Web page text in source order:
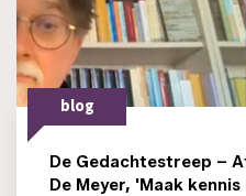
blog
De Gedachtestreep –
De Meyer, 'Maak